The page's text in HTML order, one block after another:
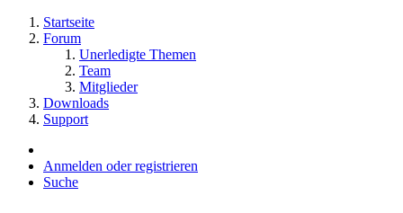
Startseite
Forum
Unerledigte Themen
Team
Mitglieder
Downloads
Support
Anmelden oder registrieren
Suche